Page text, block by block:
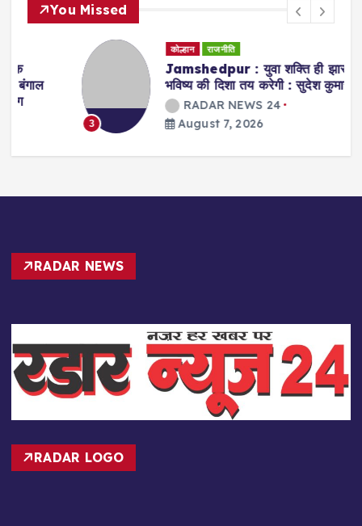
You Missed
कोल्हान राजनीति
Jamshedpur : युवा शक्ति ही झारखंड के
भविष्य की दिशा तय करेगी : सुदेश कुमार महतो
RADAR NEWS 24
August 7, 2026
RADAR NEWS
RADAR LOGO